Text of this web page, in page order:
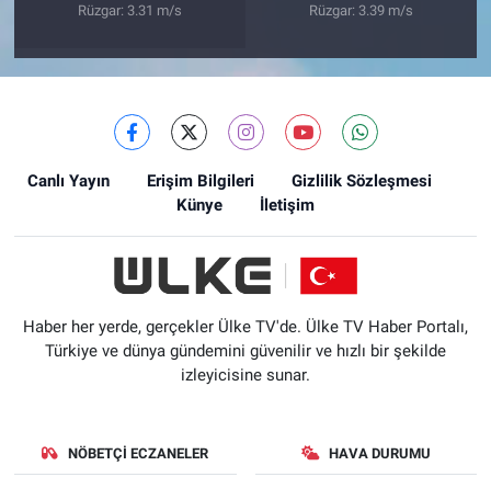
Rüzgar: 3.31 m/s
Rüzgar: 3.39 m/s
Canlı Yayın Erişim Bilgileri
Gizlilik Sözleşmesi
Künye
İletişim
Haber her yerde, gerçekler Ülke TV'de. Ülke TV Haber Portalı,
Türkiye ve dünya gündemini güvenilir ve hızlı bir şekilde
izleyicisine sunar.
NÖBETÇI ECZANELER HAVA DURUMU